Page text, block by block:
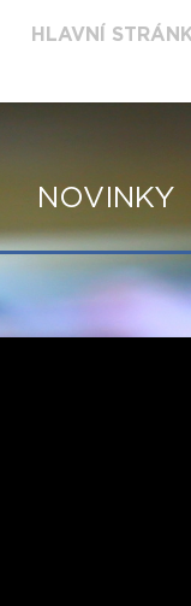
HLAVNÍ
NOVINKY